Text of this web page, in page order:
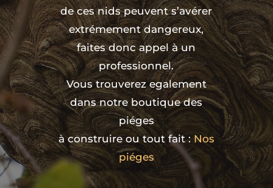
de ces nids peuvent s’avérer
extrémement dangereux,
faites donc appel à un
professionnel.
Vous trouverez egalement
dans notre boutique des
piéges
à construire ou tout fait :Nos
piéges